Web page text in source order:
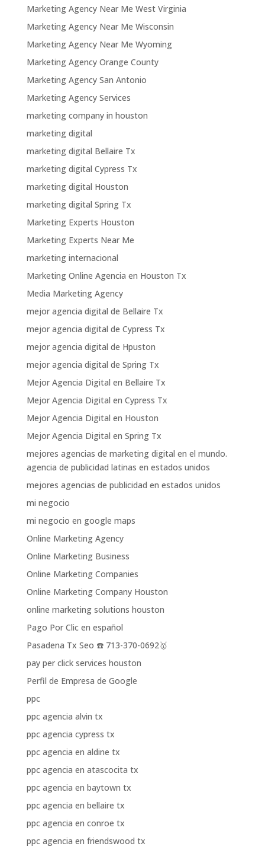
Marketing Agency Near Me West Virginia
Marketing Agency Near Me Wisconsin
Marketing Agency Near Me Wyoming
Marketing Agency Orange County
Marketing Agency San Antonio
Marketing Agency Services
marketing company in houston
marketing digital
marketing digital Bellaire Tx
marketing digital Cypress Tx
marketing digital Houston
marketing digital Spring Tx
Marketing Experts Houston
Marketing Experts Near Me
marketing internacional
Marketing Online Agencia en Houston Tx
Media Marketing Agency
mejor agencia digital de Bellaire Tx
mejor agencia digital de Cypress Tx
mejor agencia digital de Hpuston
mejor agencia digital de Spring Tx
Mejor Agencia Digital en Bellaire Tx
Mejor Agencia Digital en Cypress Tx
Mejor Agencia Digital en Houston
Mejor Agencia Digital en Spring Tx
mejores agencias de marketing digital en el mundo.
agencia de publicidad latinas en estados unidos
mejores agencias de publicidad en estados unidos
mi negocio
mi negocio en google maps
Online Marketing Agency
Online Marketing Business
Online Marketing Companies
Online Marketing Company Houston
online marketing solutions houston
Pago Por Clic en español
Pasadena Tx Seo ☎️ 713-370-0692🥇
pay per click services houston
Perfil de Empresa de Google
ppc
ppc agencia alvin tx
ppc agencia cypress tx
ppc agencia en aldine tx
ppc agencia en atascocita tx
ppc agencia en baytown tx
ppc agencia en bellaire tx
ppc agencia en conroe tx
ppc agencia en friendswood tx